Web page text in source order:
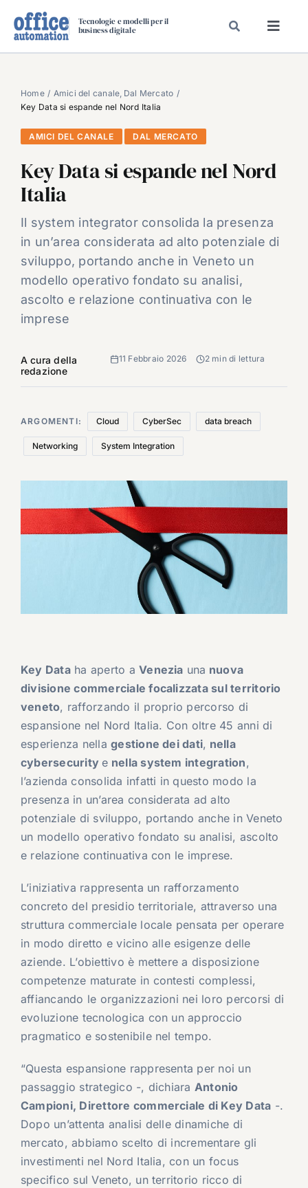
Tecnologie e modelli per il
business digitale
SPECIAL PAPER
TAVOLE ROTONDE DI REDAZIONE
DAL MERCATO
CARRIERE
VIDEO
EVENTI
CHI SIAMO
Home Amici del canale Dal Mercato
Key Data si espande nel Nord Italia
AMICI DEL CANALE DAL MERCATO
Key Data si espande nel Nord
Italia
Il system integrator consolida la presenza
in un’area considerata ad alto potenziale di
sviluppo, portando anche in Veneto un
modello operativo fondato su analisi,
ascolto e relazione continuativa con le
imprese
A cura della
redazione
11 Febbraio 2026 2 min di lettura
ARGOMENTI: Cloud CyberSec data breach
Networking System Integration
Key Dataha aperto aVenezia una nuova
divisione commerciale focalizzata sul territorio
veneto, rafforzando il proprio percorso di
espansione nel Nord Italia. Con oltre 45 anni di
esperienza nellagestione dei dati, nella
cybersecuritye nella system integration,
l’azienda consolida infatti in questo modo la
presenza in un’area considerata ad alto
potenziale di sviluppo, portando anche in Veneto
un modello operativo fondato su analisi, ascolto
e relazione continuativa con le imprese.
L’iniziativa rappresenta un rafforzamento
concreto del presidio territoriale, attraverso una
struttura commerciale locale pensata per operare
in modo diretto e vicino alle esigenze delle
aziende. L’obiettivo è mettere a disposizione
competenze maturate in contesti complessi,
affiancando le organizzazioni nei loro percorsi di
evoluzione tecnologica con un approccio
pragmatico e sostenibile nel tempo.
“Questa espansione rappresenta per noi un
passaggio strategico -, dichiara Antonio
Campioni, Direttore commerciale di Key Data -.
Dopo un’attenta analisi delle dinamiche di
mercato, abbiamo scelto di incrementare gli
investimenti nel Nord Italia, con un focus
specifico sul Veneto, un territorio ricco di